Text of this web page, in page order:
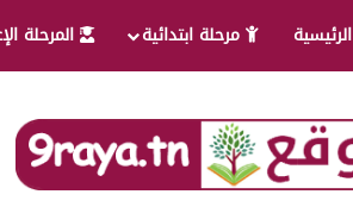
الرئيسية مرحلة ابتدائية المرحلة